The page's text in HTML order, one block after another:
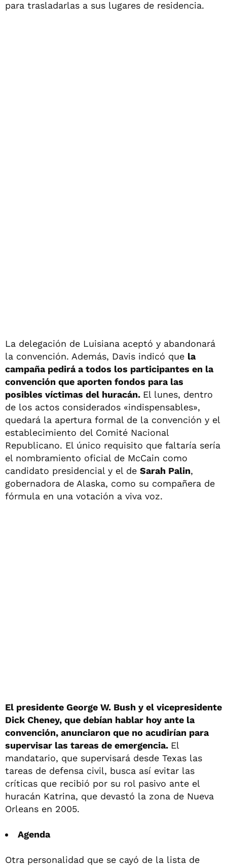
para trasladarlas a sus lugares de residencia.
La delegación de Luisiana aceptó y abandonará
la convención. Además, Davis indicó que la
campaña pedirá a todos los participantes en la
convención que aporten fondos para las
posibles víctimas del huracán. El lunes, dentro
de los actos considerados «indispensables»,
quedará la apertura formal de la convención y el
establecimiento del Comité Nacional
Republicano. El único requisito que faltaría sería
el nombramiento oficial de McCain como
candidato presidencial y el de Sarah Palin,
gobernadora de Alaska, como su compañera de
fórmula en una votación a viva voz.
El presidente George W. Bush y el vicepresidente
Dick Cheney, que debían hablar hoy ante la
convención, anunciaron que no acudirían para
supervisar las tareas de emergencia. El
mandatario, que supervisará desde Texas las
tareas de defensa civil, busca así evitar las
críticas que recibió por su rol pasivo ante el
huracán Katrina, que devastó la zona de Nueva
Orleans en 2005.
Agenda
Otra personalidad que se cayó de la lista de